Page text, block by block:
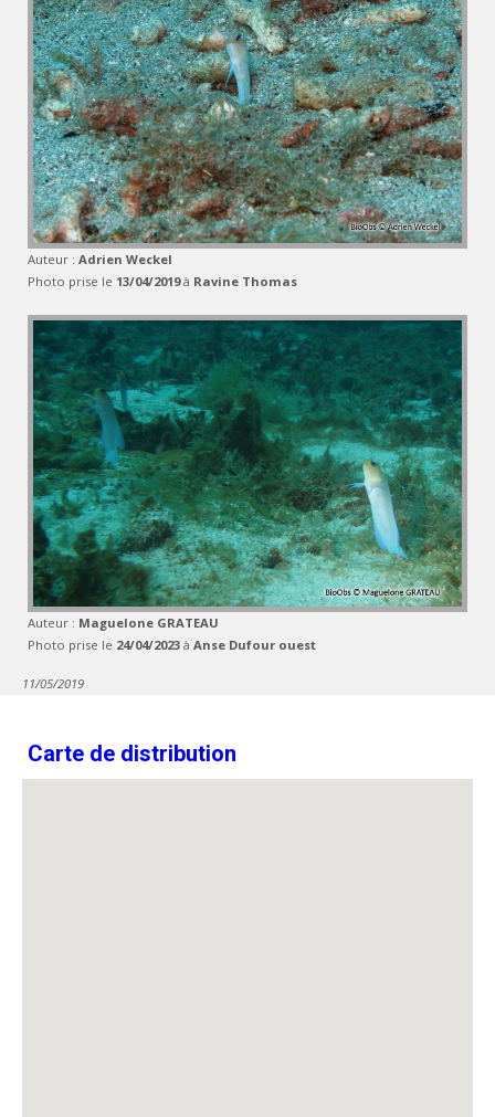
Auteur : Adrien Weckel
Photo prise le 13/04/2019à Ravine Thomas
Auteur : Maguelone GRATEAU
Photo prise le 24/04/2023 à Anse Dufour ouest
11/05/2019
Carte de distribution